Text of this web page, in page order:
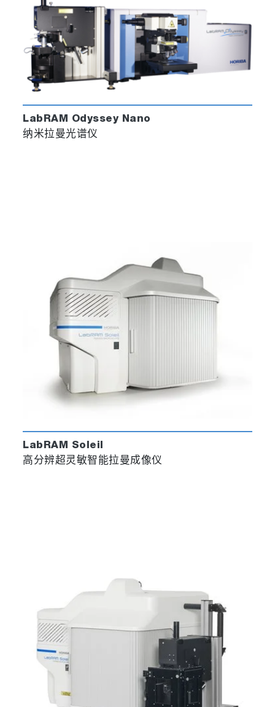
LabRAM Odyssey Nano
纳米拉曼光谱仪
LabRAM Soleil
高分辨超灵敏智能拉曼成像仪